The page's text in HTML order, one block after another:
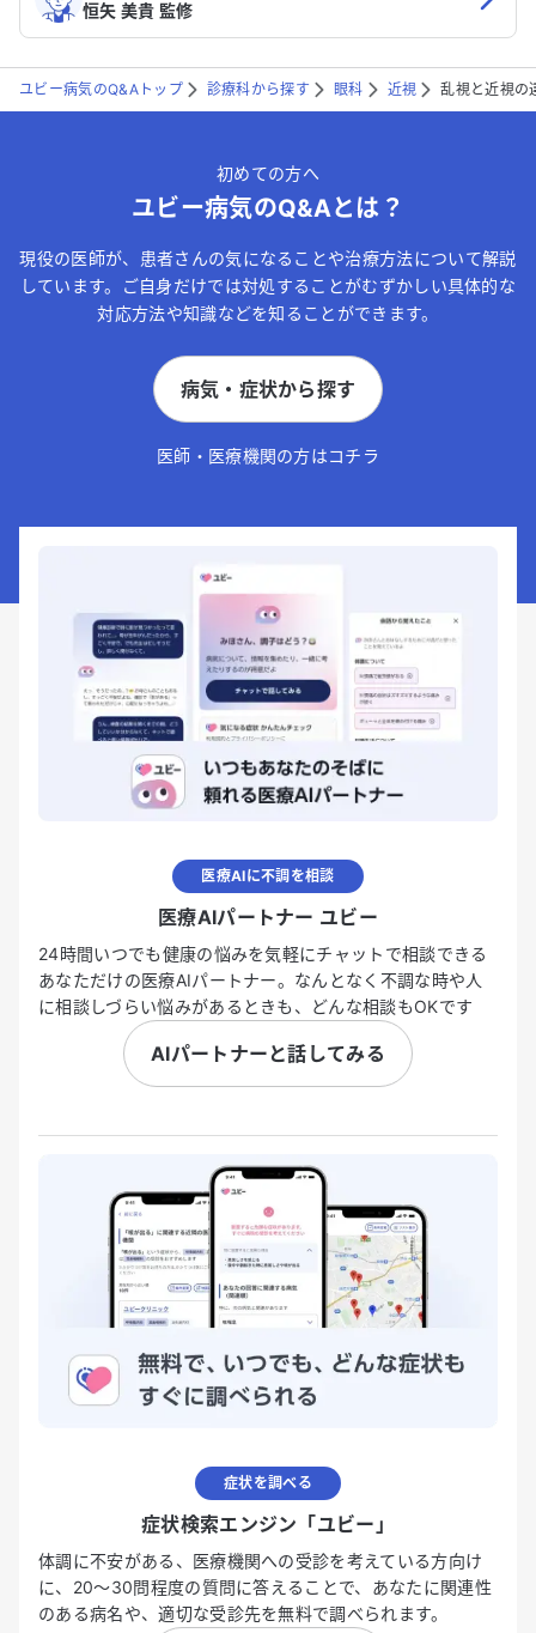
恒矢 美貴 監修
ユビー病気のQ&Aトップ 診療科から探す 眼科 近視 乱視と近視の
初めての方へ
ユビー病気のQ&Aとは？
現役の医師が、患者さんの気になることや治療方法について解説
しています。ご自身だけでは対処することがむずかしい具体的な
対応方法や知識などを知ることができます。
病気・症状から探す
医師・医療機関の方はコチラ
医療AIに不調を相談
医療AIパートナー ユビー
24時間いつでも健康の悩みを気軽にチャットで相談できる
あなただけの医療AIパートナー。なんとなく不調な時や人
に相談しづらい悩みがあるときも、どんな相談もOKです
AIパートナーと話してみる
症状を調べる
症状検索エンジン「ユビー」
体調に不安がある、医療機関への受診を考えている方向け
に、20〜30問程度の質問に答えることで、あなたに関連性
のある病名や、適切な受診先を無料で調べられます。